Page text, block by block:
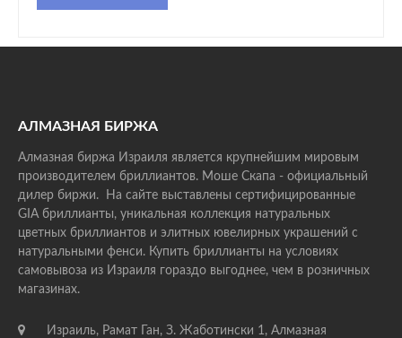
АЛМАЗНАЯ БИРЖА
Алмазная биржа Израиля является крупнейшим мировым
производителем бриллиантов. Моше Скапа - официальный
дилер биржи. На сайте выставлены сертифицированные
GIA бриллианты, уникальная коллекция натуральных
цветных бриллиантов и элитных ювелирных украшений с
натуральными фенси. Купить бриллианты на условиях
самовывоза из Израиля гораздо выгоднее, чем в розничных
магазинах.
Израиль, Рамат Ган, З. Жаботински 1, Алмазная